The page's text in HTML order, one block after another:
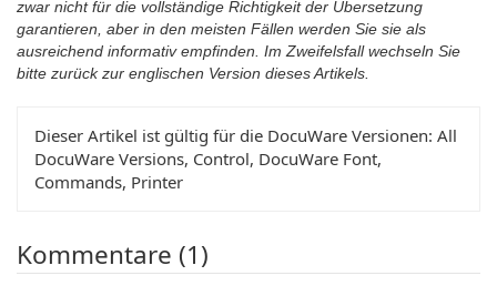
zwar nicht für die vollständige Richtigkeit der Übersetzung
garantieren, aber in den meisten Fällen werden Sie sie als
ausreichend informativ empfinden. Im Zweifelsfall wechseln Sie
bitte zurück zur englischen Version dieses Artikels.
Dieser Artikel ist gültig für die DocuWare Versionen: All
DocuWare Versions, Control, DocuWare Font,
Commands, Printer
Kommentare (1)